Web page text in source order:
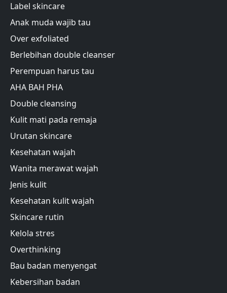
Label skincare
Anak muda wajib tau
Over exfoliated
Berlebihan double cleanser
Perempuan harus tau
AHA BAH PHA
Double cleansing
Kulit mati pada remaja
Urutan skincare
Kesehatan wajah
Wanita merawat wajah
Jenis kulit
Kesehatan kulit wajah
Skincare rutin
Kelola stres
Overthinking
Bau badan menyengat
Kebersihan badan